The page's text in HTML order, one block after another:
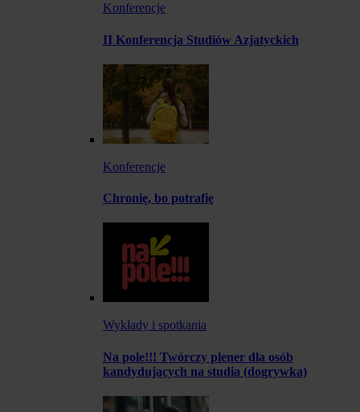
Konferencje
II Konferencja Studiów Azjatyckich
Konferencje
Chronię, bo potrafię
Wykłady i spotkania
Na pole!!! Twórczy plener dla osób
kandydujących na studia (dogrywka)